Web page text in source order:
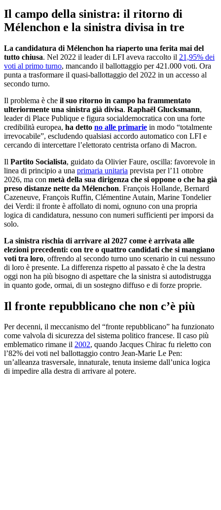
Il campo della sinistra: il ritorno di
Mélenchon e la sinistra divisa in tre
La candidatura di Mélenchon ha riaperto una ferita mai del
tutto chiusa. Nel 2022 il leader di LFI aveva raccolto il 21,95% dei
voti al primo turno, mancando il ballottaggio per 421.000 voti. Ora
punta a trasformare il quasi-ballottaggio del 2022 in un accesso al
secondo turno.
Il problema è che il suo ritorno in campo ha frammentato
ulteriormente una sinistra già divisa. Raphaël Glucksmann,
leader di Place Publique e figura socialdemocratica con una forte
credibilità europea, ha detto no alle primarie in modo “totalmente
irrevocabile”, escludendo qualsiasi accordo automatico con LFI e
cercando di intercettare l’elettorato centrista orfano di Macron.
Il Partito Socialista, guidato da Olivier Faure, oscilla: favorevole in
linea di principio a una primaria unitaria prevista per l’11 ottobre
2026, ma con metà della sua dirigenza che si oppone o che ha già
preso distanze nette da Mélenchon. François Hollande, Bernard
Cazeneuve, François Ruffin, Clémentine Autain, Marine Tondelier
dei Verdi: il fronte è affollato di nomi, ognuno con una propria
logica di candidatura, nessuno con numeri sufficienti per imporsi da
solo.
La sinistra rischia di arrivare al 2027 come è arrivata alle
elezioni precedenti: con tre o quattro candidati che si mangiano
voti tra loro, offrendo al secondo turno uno scenario in cui nessuno
di loro è presente. La differenza rispetto al passato è che la destra
oggi non ha più bisogno di aspettare che la sinistra si autodistrugga
in quanto gode, ormai, di un sostegno diffuso e di forze proprie.
Il fronte repubblicano che non c’è più
Per decenni, il meccanismo del “fronte repubblicano” ha funzionato
come valvola di sicurezza del sistema politico francese. Il caso più
emblematico rimane il 2002, quando Jacques Chirac fu rieletto con
l’82% dei voti nel ballottaggio contro Jean-Marie Le Pen:
un’alleanza trasversale, innaturale, tenuta insieme dall’unica logica
di impedire alla destra di arrivare al potere.